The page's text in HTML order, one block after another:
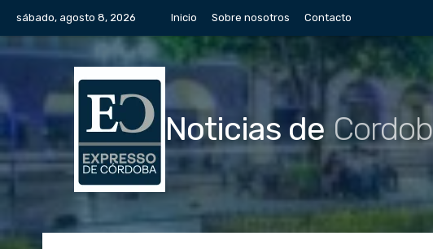
sábado, agosto 8, 2026 Inicio Sobre nosotros Contacto
Noticias de